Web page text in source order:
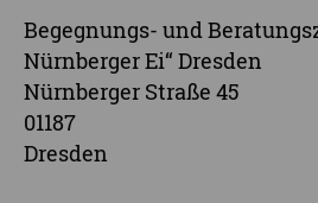
Begegnungs- und
Nürnberger Ei“ Dresden
Nürnberger Straße 45
01187
Dresden